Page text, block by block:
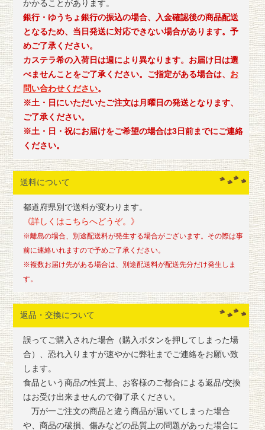
かかることがあります。
銀行・ゆうちょ銀行の振込の場合、入金確認後の商品配送
となるため、当日発送に対応できない場合があります。予
めご了承ください。
カステラ希の入荷日は週により異なります。お届け日は選
べませんことをご了承ください。ご指定がある場合は、 お
問い合わせください。
※土・日にいただいたご注文は月曜日の発送となります、
ご了承ください。
※土・日・祝にお届けをご希望の場合は3日前までにご連絡
ください。
送料について
都道府県別で送料が変わります。
《詳しくはこちらへどうぞ。》
※離島の場合、別途配送料が発生する場合がございます。その際は事
前に連絡いれますので予めご了承ください。
※複数お届け先がある場合は、別途配送料が配送先分だけ発生しま
す。
返品・交換について
誤ってご購入された場合（購入ボタンを押してしまった場
合）、恐れ入りますが速やかに弊社までご連絡をお願い致
します。
食品という商品の性質上、お客様のご都合による返品/交換
はお受け出来ませんので御了承ください。
万が一ご注文の商品と違う商品が届いてしまった場合
や、商品の破損、傷みなどの品質上の問題があった場合に